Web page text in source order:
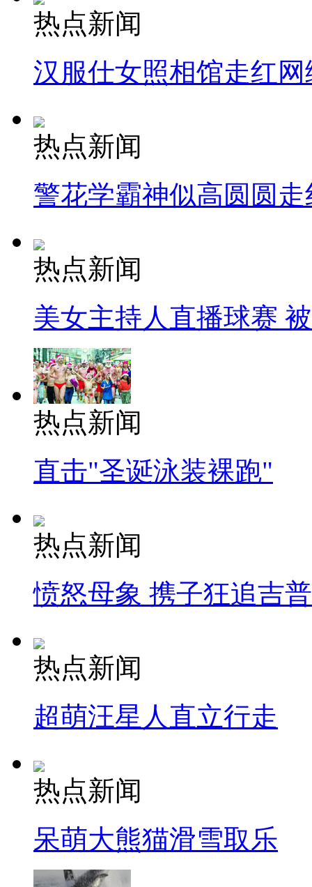
热点新闻
汉服仕女照相馆走红网
热点新闻
警花学霸神似高圆圆走
热点新闻
美女主持人直播球赛
热点新闻
直击"圣诞泳装裸跑"
热点新闻
愤怒母象 携子狂追吉
热点新闻
超萌汪星人直立行走
热点新闻
呆萌大熊猫滑雪取乐